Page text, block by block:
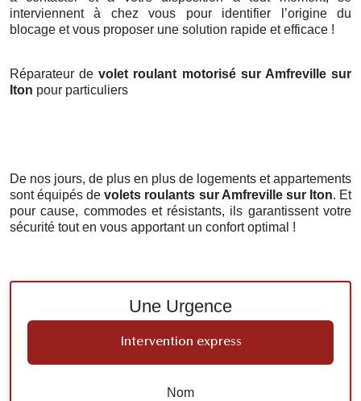
interviennent à chez vous pour identifier l’origine du
blocage et vous proposer une solution rapide et efficace !
Réparateur devolet roulant motorisé sur Amfreville sur
Iton pour particuliers
De nos jours, de plus en plus de logements et appartements
sont équipés devolets roulants sur Amfreville sur Iton. Et
pour cause, commodes et résistants, ils garantissent votre
sécurité tout en vous apportant un confort optimal !
Une Urgence
Intervention express
Nom